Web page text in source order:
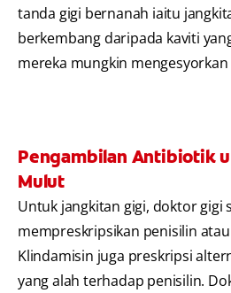
tanda gigi bernanah iaitu
berkembang daripada kaviti
mereka mungkin
Pengambilan Antibiotik
Mulut
Untuk jangkitan gigi, doktor gigi
mempreskripsikan penisilin
Klindamisin juga preskripsi
yang alah terhadap penisilin.